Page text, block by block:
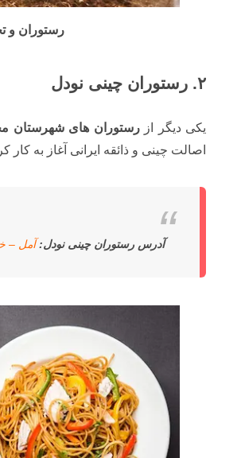
رستوران و
۲. رستوران چینی نودل
یکی دیگر ازرستوران های شهرستان
اصالت چینی و ذائقه ایرانی آغاز به کار
آدرس رستوران چینی نودل:آمل –